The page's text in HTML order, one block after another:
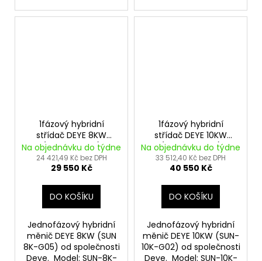
1fázový hybridní
střídač DEYE 8KW
(SUN-8K-G05)
Na objednávku do týdne
24 421,49 Kč bez DPH
29 550 Kč
DO KOŠÍKU
Jednofázový hybridní
měnič DEYE 8KW (SUN
8K-G05) od společnosti
Deye. Model: SUN-8K-
1fázový hybridní
střídač DEYE 10KW
(SUN-10K-G02)
Na objednávku do týdne
33 512,40 Kč bez DPH
40 550 Kč
DO KOŠÍKU
Jednofázový hybridní
měnič DEYE 10KW (SUN-
10K-G02) od společnosti
Deye. Model: SUN-10K-